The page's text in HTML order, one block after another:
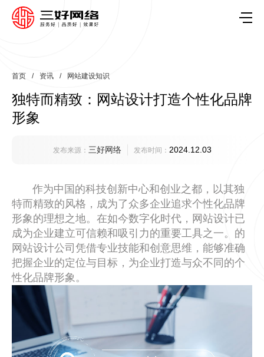
首页 / 资讯 / 网站建设知识
独特而精致：网站设计打造个性化品牌
形象
发布来源： 三好网络 发布时间： 2024.12.03
作为中国的科技创新中心和创业之都，以其独
特而精致的风格，成为了众多企业追求个性化品牌
形象的理想之地。在如今数字化时代，网站设计已
成为企业建立可信赖和吸引力的重要工具之一。的
网站设计公司凭借专业技能和创意思维，能够准确
把握企业的定位与目标，为企业打造与众不同的个
性化品牌形象。